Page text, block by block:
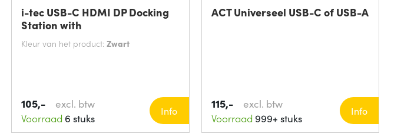
i-tec USB-C HDMI DP Docking
Station with
Kleur van het product: Zwart
105,-
excl. btw
Voorraad 6 stuks
Info
ACT Universeel USB-C of USB-A
115,-
excl. btw
Voorraad 999+ stuks
Info